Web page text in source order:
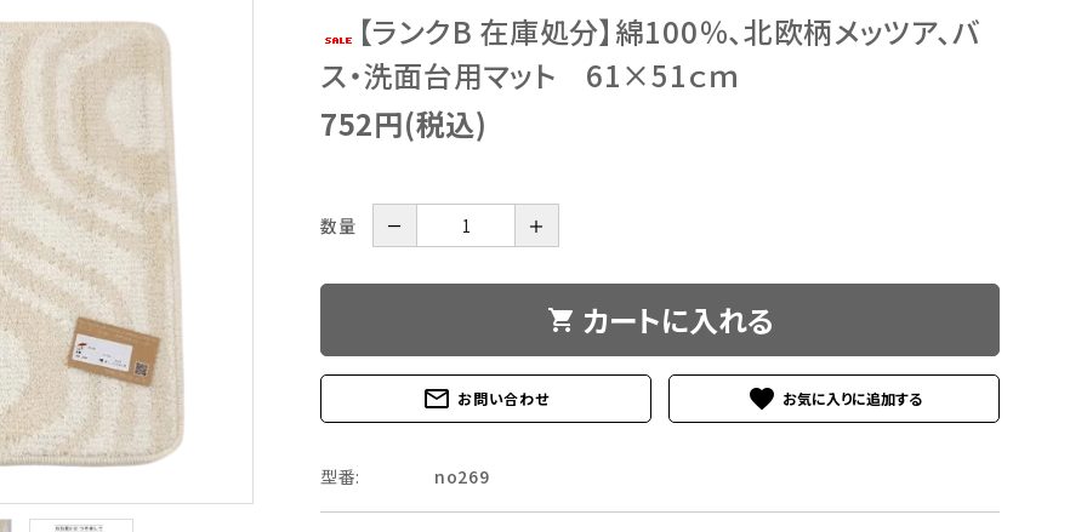
【ランクB 在庫処分】綿100％、北欧柄メッツア、バ
ス・洗面台用マット 61×51ｃｍ
752円(税込)
数量 － ＋
shopping_cart カートに入れる
mail_outline お問い合わせ favorite
型番: no269